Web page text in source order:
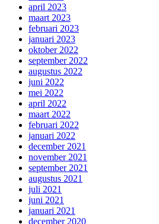
april 2023
maart 2023
februari 2023
januari 2023
oktober 2022
september 2022
augustus 2022
juni 2022
mei 2022
april 2022
maart 2022
februari 2022
januari 2022
december 2021
november 2021
september 2021
augustus 2021
juli 2021
juni 2021
januari 2021
december 2020